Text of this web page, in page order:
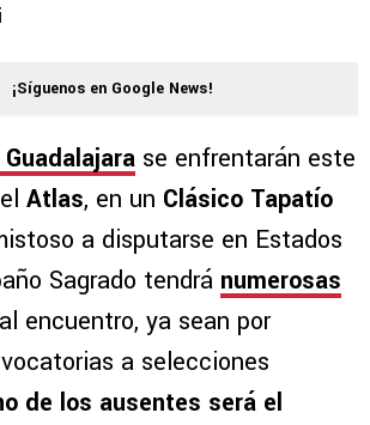
¡Síguenos en Google News!
se enfrentarán este
Atlas, en un Clásico Tapatío
a disputarse en Estados
Sagrado tendrá numerosas
encuentro, ya sean por
a selecciones
de los ausentes será el